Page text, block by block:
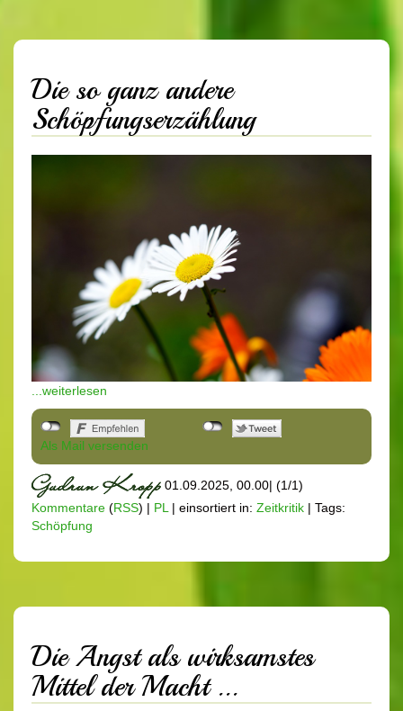
Die so ganz andere
Schöpfungserzählung
...weiterlesen
Als Mail versenden
01.09.2025, 00.00| (1/1)
Kommentare (RSS) | PL| einsortiert in: Zeitkritik | Tags:
Schöpfung
Die Angst als wirksamstes
Mittel der Macht ...